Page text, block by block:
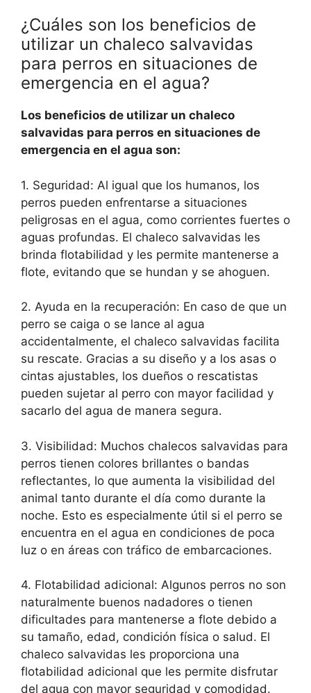
¿Cuáles son los beneficios de
utilizar un chaleco salvavidas
para perros en situaciones de
emergencia en el agua?
Los beneficios de utilizar un chaleco
salvavidas para perros en situaciones de
emergencia en el agua son:
1. Seguridad: Al igual que los humanos, los
perros pueden enfrentarse a situaciones
peligrosas en el agua, como corrientes fuertes o
aguas profundas. El chaleco salvavidas les
brinda flotabilidad y les permite mantenerse a
flote, evitando que se hundan y se ahoguen.
2. Ayuda en la recuperación: En caso de que un
perro se caiga o se lance al agua
accidentalmente, el chaleco salvavidas facilita
su rescate. Gracias a su diseño y a los asas o
cintas ajustables, los dueños o rescatistas
pueden sujetar al perro con mayor facilidad y
sacarlo del agua de manera segura.
3. Visibilidad: Muchos chalecos salvavidas para
perros tienen colores brillantes o bandas
reflectantes, lo que aumenta la visibilidad del
animal tanto durante el día como durante la
noche. Esto es especialmente útil si el perro se
encuentra en el agua en condiciones de poca
luz o en áreas con tráfico de embarcaciones.
4. Flotabilidad adicional: Algunos perros no son
naturalmente buenos nadadores o tienen
dificultades para mantenerse a flote debido a
su tamaño, edad, condición física o salud. El
chaleco salvavidas les proporciona una
flotabilidad adicional que les permite disfrutar
del agua con mayor seguridad y comodidad.